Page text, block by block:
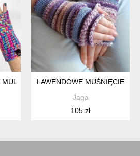
MULTICOLORLAWENDOWE MUŚNIĘCIE
Jaga
105 zł